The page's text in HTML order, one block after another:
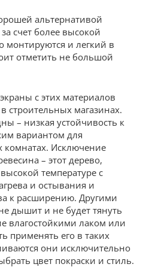
альтернативой
счет более высокой
монтируются и легкий в
отметить не большой
с этих материалов
строительных магазинах.
– низкая устойчивость к
вариантом для
комнатах. Исключение
– этот дерево,
температуре с
и остывания и
к расширению. Другими
дышит и не будет тянуть
влагостойкими лаком или
применять его в таких
они исключительно
цвет покраски и стиль.